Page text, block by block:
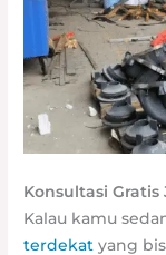
Konsultasi
Kalau kamu
terdekat yang